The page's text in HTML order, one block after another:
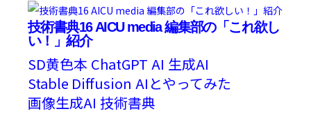
技術書典16 AICU media 編集部の「これ欲し
い！」紹介
SD黄色本 ChatGPT AI 生成AI
Stable Diffusion AIとやってみた
画像生成AI 技術書典